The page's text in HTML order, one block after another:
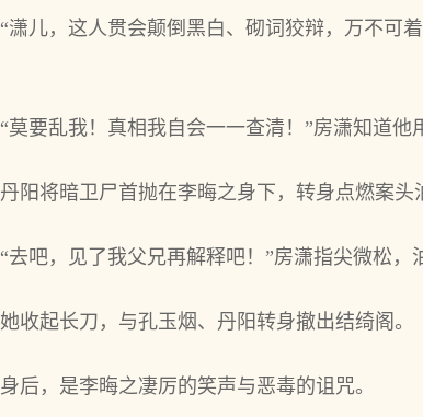
“潇儿，这人贯会颠倒黑白、砌词狡辩，万不可
“莫要乱我！真相我自会一一查清！”房潇知道他
丹阳将暗卫尸首抛在李晦之身下，转身点燃案头
“去吧，见了我父兄再解释吧！”房潇指尖微松，
她收起长刀，与孔玉烟、丹阳转身撤出结绮阁。
身后，是李晦之凄厉的笑声与恶毒的诅咒。